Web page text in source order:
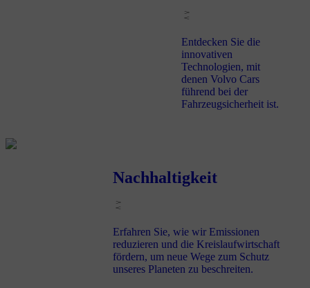
Entdecken Sie die
innovativen
Technologien, mit
denen Volvo Cars
führend bei der
Fahrzeugsicherheit ist.
Nachhaltigkeit
Erfahren Sie, wie wir Emissionen
reduzieren und die Kreislaufwirtschaft
fördern, um neue Wege zum Schutz
unseres Planeten zu beschreiten.